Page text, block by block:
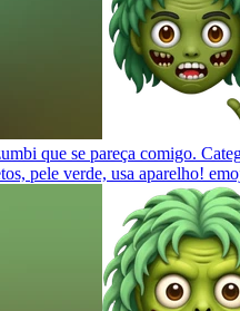
que se pareça comigo.
pele verde, usa aparelho!